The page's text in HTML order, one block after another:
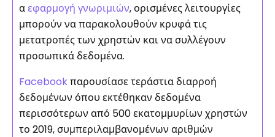
αεφαρμογή γνωριμιών, ορισμένες λειτουργίες
μπορούν να παρακολουθούν κρυφά τις
μετατροπές των χρηστών και να συλλέγουν
προσωπικά δεδομένα.
Facebookπαρουσίασε τεράστια διαρροή
δεδομένων όπου εκτέθηκαν δεδομένα
περισσότερων από 500 εκατομμυρίων χρηστών
το 2019, συμπεριλαμβανομένων αριθμών